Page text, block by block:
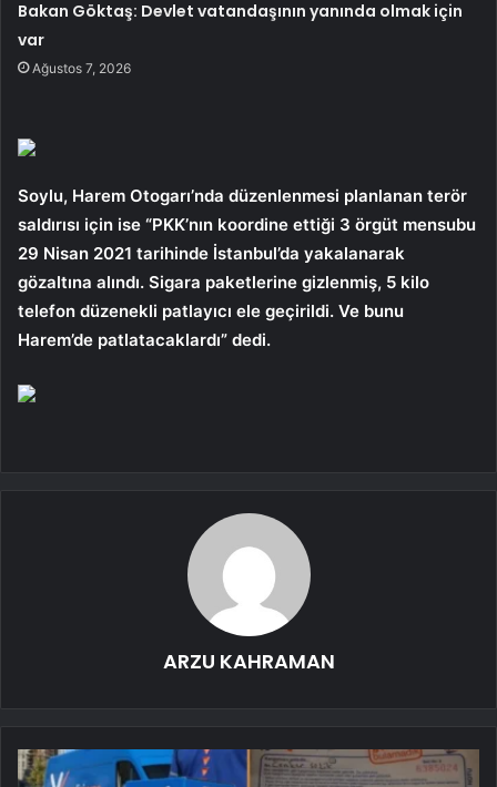
Bakan Göktaş: Devlet vatandaşının yanında olmak için
var
Ağustos 7, 2026
Soylu, Harem Otogarı’nda düzenlenmesi planlanan terör
saldırısı için ise “PKK’nın koordine ettiği 3 örgüt mensubu
29 Nisan 2021 tarihinde İstanbul’da yakalanarak
gözaltına alındı. Sigara paketlerine gizlenmiş, 5 kilo
telefon düzenekli patlayıcı ele geçirildi. Ve bunu
Harem’de patlatacaklardı” dedi.
ARZU KAHRAMAN